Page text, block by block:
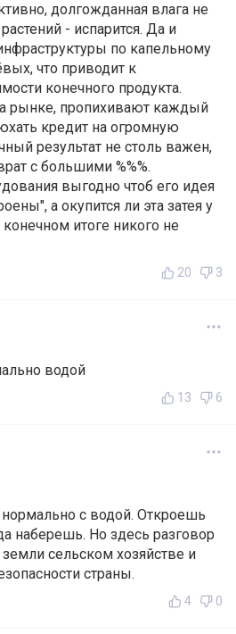
долгожданная влага не
- испарится. Да и
по капельному
что приводит к
конечного продукта.
рынке, пропихивают каждый
кредит на огромную
результат не столь важен,
с большими %%%.
выгодно чтоб его идея
а окупится ли эта затея у
итоге никого не
20 3
водой
13 6
с водой. Откроешь
наберешь. Но здесь разговор
сельском хозяйстве и
страны.
4 0